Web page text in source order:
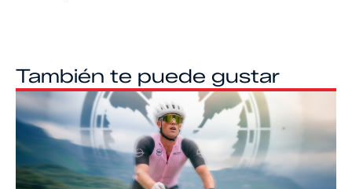
También te puede gustar